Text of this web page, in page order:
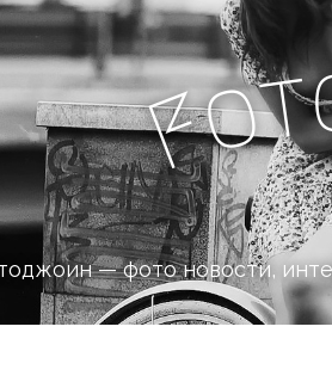
Fot
— фото новости,